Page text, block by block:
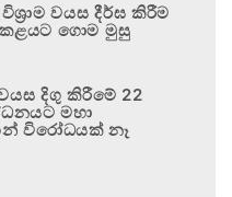
වයස දීර්ඝ කිරීම
කළයට ගොම මුසු
දිගු කිරීමේ 22
මහා
විරෝධයක් නෑ